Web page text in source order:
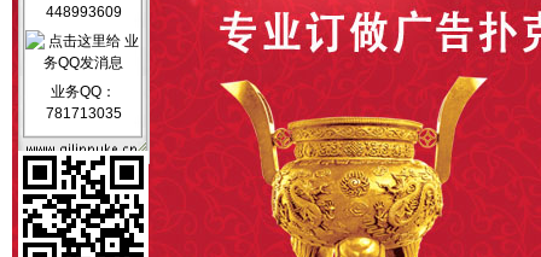
448993609
业务QQ：
781713035